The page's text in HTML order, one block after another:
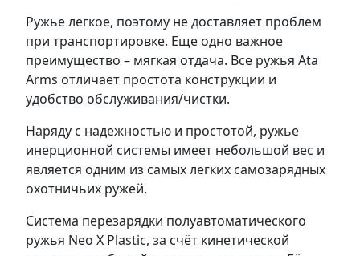
Ружье легкое, поэтому не доставляет проблем
при транспортировке. Еще одно важное
преимущество – мягкая отдача. Все ружья Ata
Arms отличает простота конструкции и
удобство обслуживания/чистки.
Наряду с надежностью и простотой, ружье
инерционной системы имеет небольшой вес и
является одним из самых легких самозарядных
охотничьих ружей.
Система перезарядки полуавтоматического
ружья Neo X Plastic, за счёт кинетической